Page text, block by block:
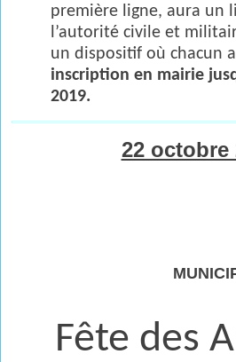
première ligne, aura un
l’autorité civile et
un dispositif où chacun
inscription en mairie
2019.
22 octobre
Fête des